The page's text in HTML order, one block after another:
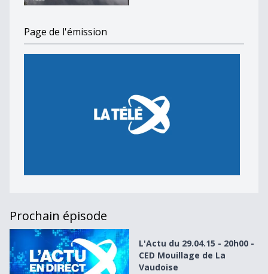
Page de l'émission
Prochain épisode
L&#039;Actu du 29.04.15 - 20h00 - CED Mouillage de La
L'Actu du 29.04.15 - 20h00 -
CED Mouillage de La
Vaudoise